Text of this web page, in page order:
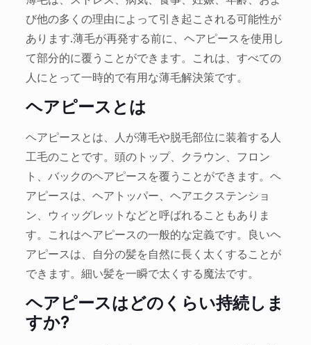
び他の多くの理由によって引き起こされる可能性が
あります.薄毛が再発する前に、ヘアピースを使用し
て部分的に覆うことができます。これは、すべての
人にとって一時的で有用な薄毛解決策です。
ヘアピースとは
ヘアピースとは、人が薄毛や脱毛部位に装着する人
工毛のことです。頭のトップ、クラウン、フロン
ト、バックのヘアピースを覆うことができます。ヘ
アピースは、ヘアトッパー、ヘアエクステンショ
ン、ウィッグレットなどと呼ばれることもありま
す。これはヘアピースの一般的な定義です。良いヘ
アピースは、自分の髪を自然に長く太くすることが
できます。細い髪を一瞬で太くする魔法です。
ヘアピースはどのくらい持続しま
すか?